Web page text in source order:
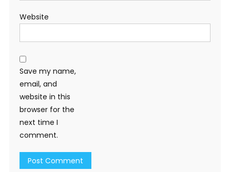
Website
Save my name,
email, and
website in this
browser for the
next time I
comment.